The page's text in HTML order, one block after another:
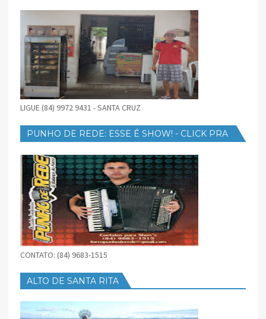
LIGUE (84) 9972 9431 - SANTA CRUZ
PUNHO DE REDE: ESSE É SHOW! - CLICK PRA
CONTATO: (84) 9683-1515
ALTO DE SANTA RITA